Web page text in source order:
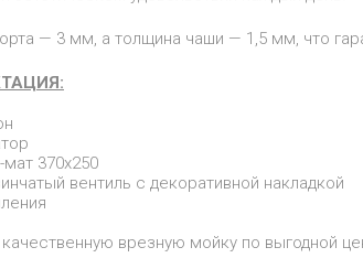
— 3 мм, а толщина чаши — 1,5 мм, что
мат 370х250
вентиль с декоративной накладкой
качественную врезную мойку по выгодной